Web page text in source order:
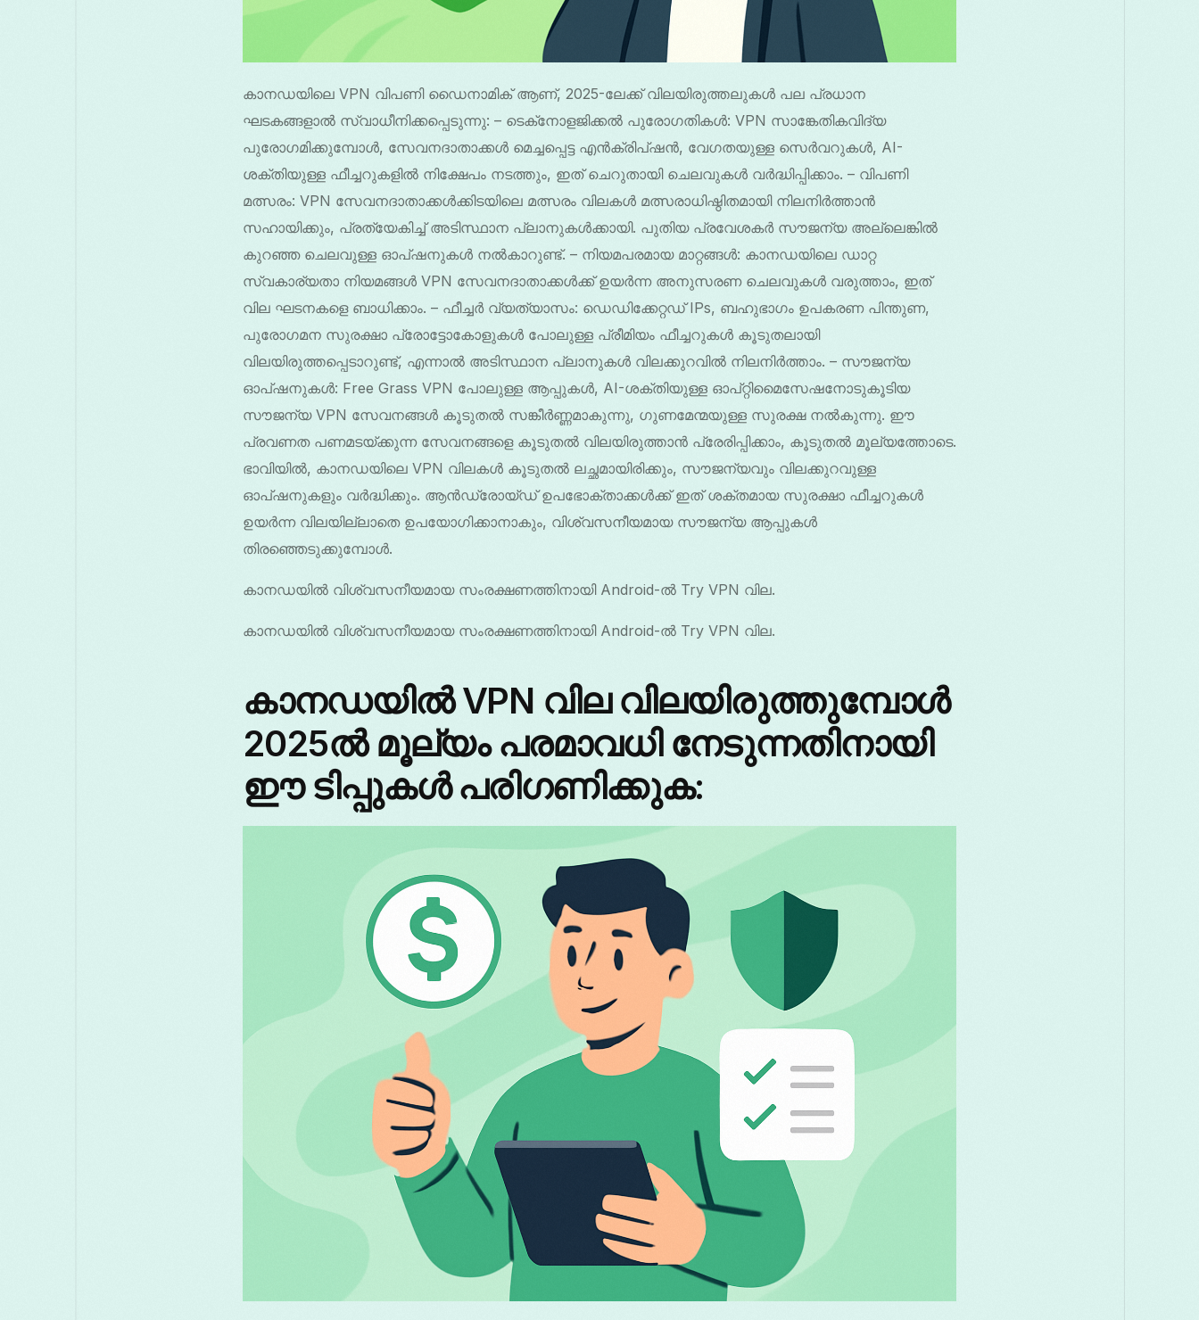
കാനഡയിലെ VPN വിപണി ഡൈനാമിക് ആണ്, 2025-ലേക്ക് വിലയിരുത്തലുകൾ പല പ്രധാന
ഘടകങ്ങളാൽ സ്വാധീനിക്കപ്പെടുന്നു: – ടെക്‌നോളജിക്കൽ പുരോഗതികൾ: VPN സാങ്കേതികവിദ്യ
പുരോഗമിക്കുമ്പോൾ, സേവനദാതാക്കൾ മെച്ചപ്പെട്ട എൻക്രിപ്ഷൻ, വേഗതയുള്ള സെർവറുകൾ, AI-
ശക്തിയുള്ള ഫീച്ചറുകളിൽ നിക്ഷേപം നടത്തും, ഇത് ചെറുതായി ചെലവുകൾ വർദ്ധിപ്പിക്കാം. – വിപണി
മത്സരം: VPN സേവനദാതാക്കൾക്കിടയിലെ മത്സരം വിലകൾ മത്സരാധിഷ്ഠിതമായി നിലനിർത്താൻ
സഹായിക്കും, പ്രത്യേകിച്ച് അടിസ്ഥാന പ്ലാനുകൾക്കായി. പുതിയ പ്രവേശകർ സൗജന്യ അല്ലെങ്കിൽ
കുറഞ്ഞ ചെലവുള്ള ഓപ്ഷനുകൾ നൽകാറുണ്ട്. – നിയമപരമായ മാറ്റങ്ങൾ: കാനഡയിലെ ഡാറ്റ
സ്വകാര്യതാ നിയമങ്ങൾ VPN സേവനദാതാക്കൾക്ക് ഉയർന്ന അനുസരണ ചെലവുകൾ വരുത്താം, ഇത്
വില ഘടനകളെ ബാധിക്കാം. – ഫീച്ചർ വ്യത്യാസം: ഡെഡിക്കേറ്റഡ് IPs, ബഹുഭാഗം ഉപകരണ പിന്തുണ,
പുരോഗമന സുരക്ഷാ പ്രോട്ടോകോളുകൾ പോലുള്ള പ്രീമിയം ഫീച്ചറുകൾ കൂടുതലായി
വിലയിരുത്തപ്പെടാറുണ്ട്, എന്നാൽ അടിസ്ഥാന പ്ലാനുകൾ വിലക്കുറവിൽ നിലനിർത്താം. – സൗജന്യ
ഓപ്ഷനുകൾ: Free Grass VPN പോലുള്ള ആപ്പുകൾ, AI-ശക്തിയുള്ള ഓപ്റ്റിമൈസേഷനോടുകൂടിയ
സൗജന്യ VPN സേവനങ്ങൾ കൂടുതൽ സങ്കീർണ്ണമാകുന്നു, ഗുണമേന്മയുള്ള സുരക്ഷ നൽകുന്നു. ഈ
പ്രവണത പണമടയ്ക്കുന്ന സേവനങ്ങളെ കൂടുതൽ വിലയിരുത്താൻ പ്രേരിപ്പിക്കാം, കൂടുതൽ മൂല്യത്തോടെ.
ഭാവിയിൽ, കാനഡയിലെ VPN വിലകൾ കൂടുതൽ ലച്ഛമായിരിക്കും, സൗജന്യവും വിലക്കുറവുള്ള
ഓപ്ഷനുകളും വർദ്ധിക്കും. ആൻഡ്രോയ്ഡ് ഉപഭോക്താക്കൾക്ക് ഇത് ശക്തമായ സുരക്ഷാ ഫീച്ചറുകൾ
ഉയർന്ന വിലയില്ലാതെ ഉപയോഗിക്കാനാകും, വിശ്വസനീയമായ സൗജന്യ ആപ്പുകൾ
തിരഞ്ഞെടുക്കുമ്പോൾ.
കാനഡയിൽ വിശ്വസനീയമായ സംരക്ഷണത്തിനായി Android-ൽ Try VPN വില.
കാനഡയിൽ വിശ്വസനീയമായ സംരക്ഷണത്തിനായി Android-ൽ Try VPN വില.
കാനഡയിൽ VPN വില വിലയിരുത്തുമ്പോൾ
2025ൽ മൂല്യം പരമാവധി നേടുന്നതിനായി
ഈ ടിപ്പുകൾ പരിഗണിക്കുക: